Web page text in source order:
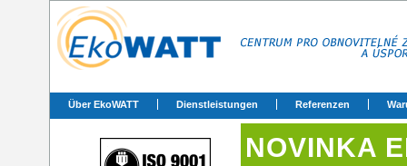
Über EkoWATT Dienstleistungen Referenzen
NOVINKA